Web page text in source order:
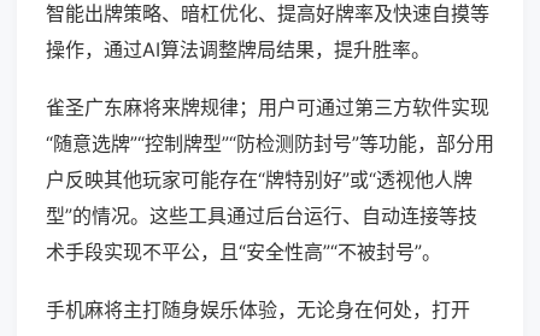
智能出牌策略、暗杠优化、提高好牌率及快速自摸等
操作，通过AI算法调整牌局结果，提升胜率。
雀圣广东麻将来牌规律；用户可通过第三方软件实现
“随意选牌”“控制牌型”“防检测防封号”等功能，部分用
户反映其他玩家可能存在“牌特别好”或“透视他人牌
型”的情况。这些工具通过后台运行、自动连接等技
术手段实现不平公，且“安全性高”“不被封号”。
手机麻将主打随身娱乐体验，无论身在何处，打开